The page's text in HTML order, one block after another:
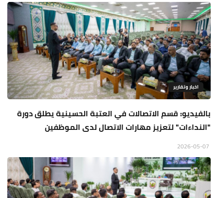
اخبار وتقارير
بالفيديو: قسم الاتصالات في العتبة الحسينية يطلق دورة
"النداءات" لتعزيز مهارات الاتصال لدى الموظفين